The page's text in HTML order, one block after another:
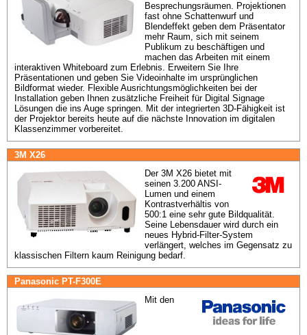
Besprechungsräumen. Projektionen
fast ohne Schattenwurf und
Blendeffekt geben dem Präsentator
mehr Raum, sich mit seinem
Publikum zu beschäftigen und
machen das Arbeiten mit einem
interaktiven Whiteboard zum Erlebnis. Erweitern Sie Ihre
Präsentationen und geben Sie Videoinhalte im ursprünglichen
Bildformat wieder. Flexible Ausrichtungsmöglichkeiten bei der
Installation geben Ihnen zusätzliche Freiheit für Digital Signage
Lösungen die ins Auge springen. Mit der integrierten 3D-Fähigkeit ist
der Projektor bereits heute auf die nächste Innovation im digitalen
Klassenzimmer vorbereitet.
3M X26
Der 3M X26 bietet mit
seinen 3.200 ANSI-
Lumen und einem
Kontrastverhältis von
500:1 eine sehr gute Bildqualität.
Seine Lebensdauer wird durch ein
neues Hybrid-Filter-System
verlängert, welches im Gegensatz zu
klassischen Filtern kaum Reinigung bedarf.
Panasonic PT-F300E
Mit den